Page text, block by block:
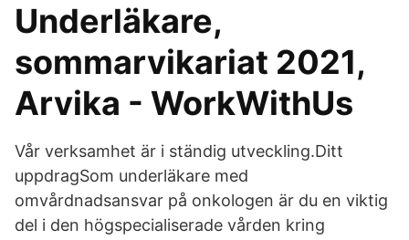
Underläkare,
sommarvikariat 2021,
Arvika - WorkWithUs
Vår verksamhet är i ständig utveckling.Ditt
uppdragSom underläkare med
omvårdnadsansvar på onkologen är du en viktig
del i den högspecialiserade vården kring